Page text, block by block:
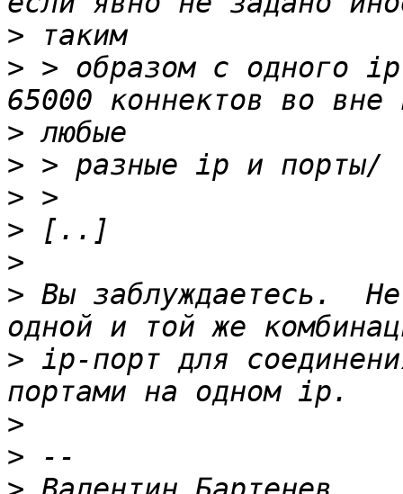
>
> > образом с одного
>
>
>
>
>
> Вы заблуждаетесь.
> ip-порт для
>
>